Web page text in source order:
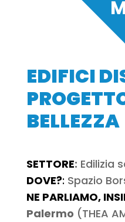
EDIFICI
BELLEZZA
SETTORE: Edilizia
DOVE?: Spazio
NE PARLIAMO,
Palermo (THEA